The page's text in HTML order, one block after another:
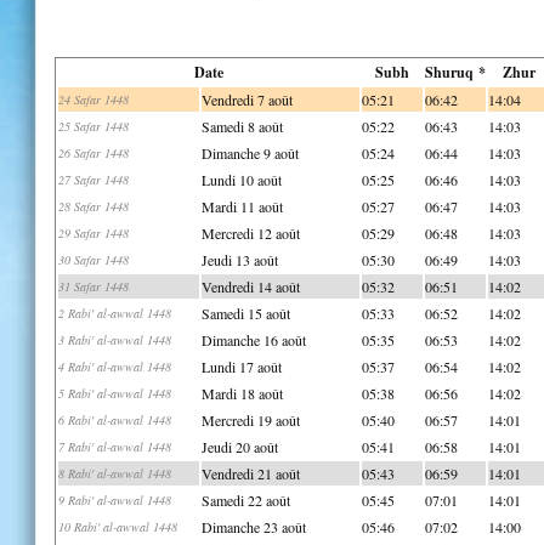
Date Subh Shuruq * Zhur
24 Safar 1448 Vendredi 7 août 05:21 06:42 14:04
25 Safar 1448 Samedi 8 août 05:22 06:43 14:03
26 Safar 1448 Dimanche 9 août 05:24 06:44 14:03
27 Safar 1448 Lundi 10 août 05:25 06:46 14:03
28 Safar 1448 Mardi 11 août 05:27 06:47 14:03
29 Safar 1448 Mercredi 12 août 05:29 06:48 14:03
30 Safar 1448 Jeudi 13 août 05:30 06:49 14:03
31 Safar 1448 Vendredi 14 août 05:32 06:51 14:02
2 Rabi' al-awwal 1448 Samedi 15 août 05:33 06:52 14:02
3 Rabi' al-awwal 1448 Dimanche 16 août 05:35 06:53 14:02
4 Rabi' al-awwal 1448 Lundi 17 août 05:37 06:54 14:02
5 Rabi' al-awwal 1448 Mardi 18 août 05:38 06:56 14:02
6 Rabi' al-awwal 1448 Mercredi 19 août 05:40 06:57 14:01
7 Rabi' al-awwal 1448 Jeudi 20 août 05:41 06:58 14:01
8 Rabi' al-awwal 1448 Vendredi 21 août 05:43 06:59 14:01
9 Rabi' al-awwal 1448 Samedi 22 août 05:45 07:01 14:01
10 Rabi' al-awwal 1448 Dimanche 23 août 05:46 07:02 14:00